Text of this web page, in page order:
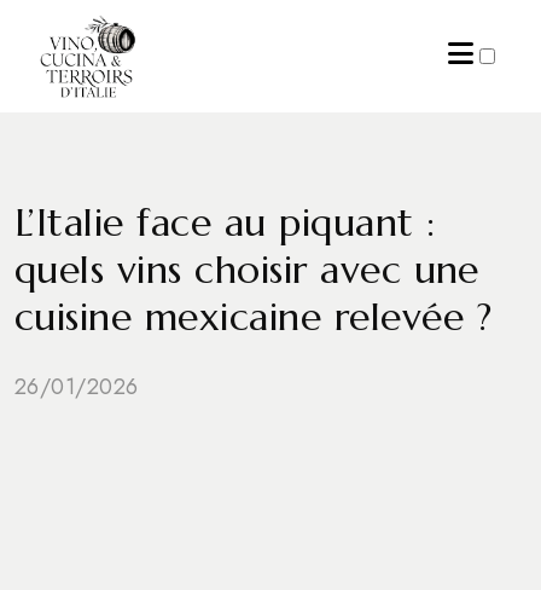
L’Italie face au piquant :
quels vins choisir avec une
cuisine mexicaine relevée ?
26/01/2026